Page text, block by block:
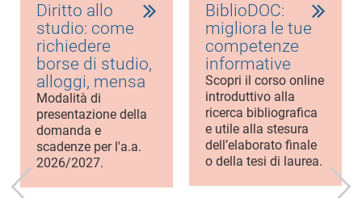
Diritto allo
studio: come
richiedere
borse di studio,
alloggi, mensa
Modalità di
presentazione della
domanda e
scadenze per l'a.a.
2026/2027.
BiblioDOC:
migliora le tue
competenze
informative
Scopri il corso online
introduttivo alla
ricerca bibliografica
e utile alla stesura
dell’elaborato finale
o della tesi di laurea.